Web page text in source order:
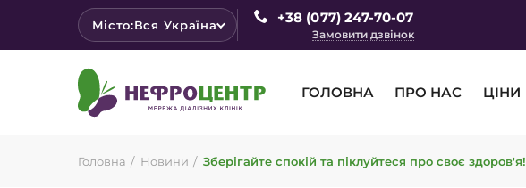
Місто:Вся Україна +38 (077) 247-70-07
Замовити дзвінок
ГОЛОВНА ПРО НАС ЦІНИ
Головна Новини Зберігайте спокій та піклуйтеся про своє здоров'я!